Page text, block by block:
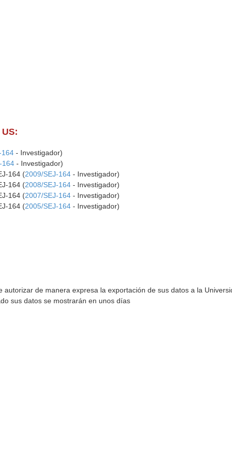
164 - Investigador)
164 - Investigador)
164 (2009/SEJ-164 - Investigador)
164 (2008/SEJ-164 - Investigador)
164 (2007/SEJ-164 - Investigador)
164 (2005/SEJ-164 - Investigador)
autorizar de manera expresa la exportación de sus datos a la
sus datos se mostrarán en unos días